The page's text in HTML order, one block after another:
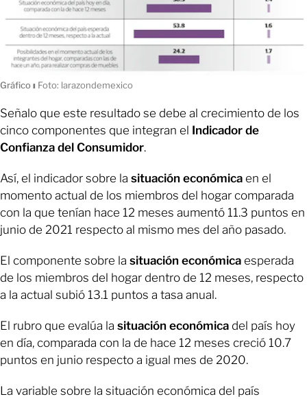
Gráficoı Foto: larazondemexico
Señalo que este resultado se debe al crecimiento de los
cinco componentes que integran el Indicador de
Confianza del Consumidor.
Así, el indicador sobre la situación económica en el
momento actual de los miembros del hogar comparada
con la que tenían hace 12 meses aumentó 11.3 puntos en
junio de 2021 respecto al mismo mes del año pasado.
El componente sobre la situación económica esperada
de los miembros del hogar dentro de 12 meses, respecto
a la actual subió 13.1 puntos a tasa anual.
El rubro que evalúa la situación económica del país hoy
en día, comparada con la de hace 12 meses creció 10.7
puntos en junio respecto a igual mes de 2020.
La variable sobre la situación económica del país